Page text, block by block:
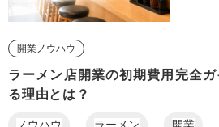
開業ノウハウ
ラーメン店開業の初期費用完全
る理由とは？